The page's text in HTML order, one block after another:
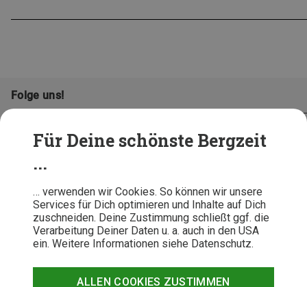
Für Deine schönste Bergzeit
...
… verwenden wir Cookies. So können wir unsere
Services für Dich optimieren und Inhalte auf Dich
zuschneiden. Deine Zustimmung schließt ggf. die
Verarbeitung Deiner Daten u. a. auch in den USA
ein. Weitere Informationen siehe Datenschutz.
ALLEN COOKIES ZUSTIMMEN
Folge uns!